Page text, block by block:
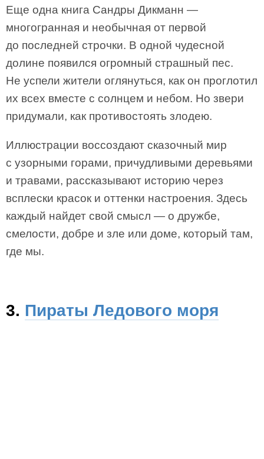
Еще одна книга Сандры Дикманн —
многогранная и необычная от первой
до последней строчки. В одной чудесной
долине появился огромный страшный пес.
Не успели жители оглянуться, как он проглотил
их всех вместе с солнцем и небом. Но звери
придумали, как противостоять злодею.
Иллюстрации воссоздают сказочный мир
с узорными горами, причудливыми деревьями
и травами, рассказывают историю через
всплески красок и оттенки настроения. Здесь
каждый найдет свой смысл — о дружбе,
смелости, добре и зле или доме, который там,
где мы.
3. Пираты Ледового моря